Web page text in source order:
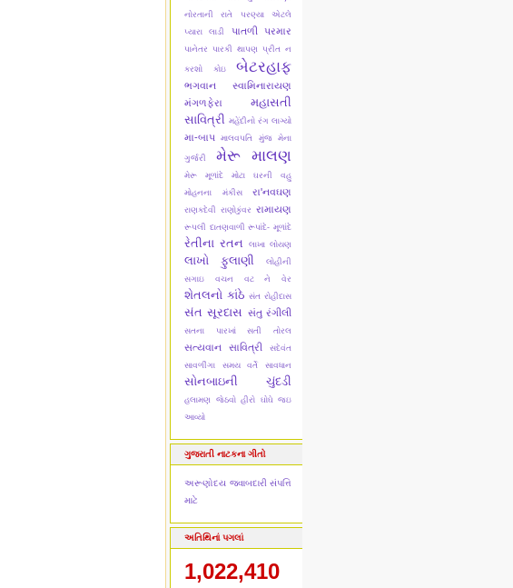
નોરતાની રાતે
પરણ્યા એટલે
પ્યારા લાડી
પાતળી પરમાર
પાનેતર પારકી થાપણ પ્રીત ન
કરશો કોઇ બેટરહાફ
ભગવાન સ્વામિનારાયણ
મંગળફેરા
મહાસતી
સાવિત્રી મહેંદીનો રંગ લાગ્યો
મા-બાપ માલવપતિ મુંજ મેના
ગુર્જરી મેરૂ માલણ
મેરૂ મૂળાંદે
મોટા ઘરની વહુ
મોહનના મંકીસ
રા'નવઘણ
રાણકદેવી રાણોકુંવર રામાયણ
રૂપલી દાતણવાળી રૂપાંદે- મૂળાંદે
રેતીના રતન લાખા લોયણ
લાખો ફુલાણી
લોહીની
સગાઇ
વચન વટ ને વેર
શેતલનો કાંઠે સંત રોહીદાસ
સંત સૂરદાસ સંતુ રંગીલી
સતના પારખાં સતી તોરલ
સત્યવાન સાવિત્રી
સદેવંત
સાવળીંગા
સમય વર્તે સાવધાન
સોનબાઇની ચુંદડી
હલામણ જેઠવો હીરો ઘોઘે જઇ
આવ્યો
ગુજરાતી નાટકના ગીતો
અરૂણોદય જવાબદારી સંપત્તિ
માટે
અતિથિનાં પગલાં
1,022,410